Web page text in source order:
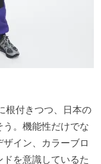
根付きつつ、日本の
。機能性だけでな
イン、カラーブロ
を意識しているた